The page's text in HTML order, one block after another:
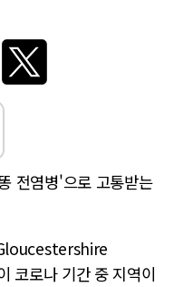
전염병'으로 고통받는
코로나 기간 중 지역이